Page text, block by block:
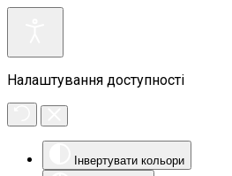
Налаштування доступності
Інвертувати кольори